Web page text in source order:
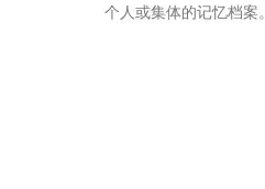
个人或集体的记忆档案。